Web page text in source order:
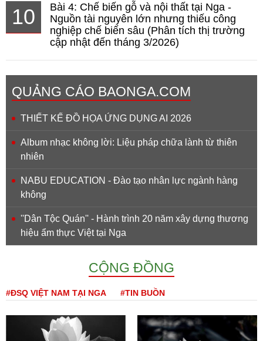
10
Bài 4: Chế biến gỗ và nội thất tại Nga -
Nguồn tài nguyên lớn nhưng thiếu công
nghiệp chế biến sâu (Phân tích thị trường
cập nhật đến tháng 3/2026)
QUẢNG CÁO BAONGA.COM
THIẾT KẾ ĐỒ HỌA ỨNG DỤNG AI 2026
Album nhạc không lời: Liệu pháp chữa lành từ thiên
nhiên
NABU EDUCATION - Đào tạo nhân lực ngành hàng
không
''Dân Tộc Quán'' - Hành trình 20 năm xây dựng thương
hiệu ẩm thực Việt tại Nga
CỘNG ĐỒNG
#ĐSQ VIỆT NAM TẠI NGA #TIN BUỒN